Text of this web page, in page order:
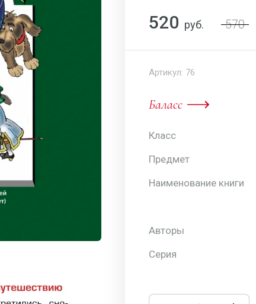
520 руб. 570
Артикул: 76
Баласс
Класс
Предмет
Наименование книги
Авторы
Серия